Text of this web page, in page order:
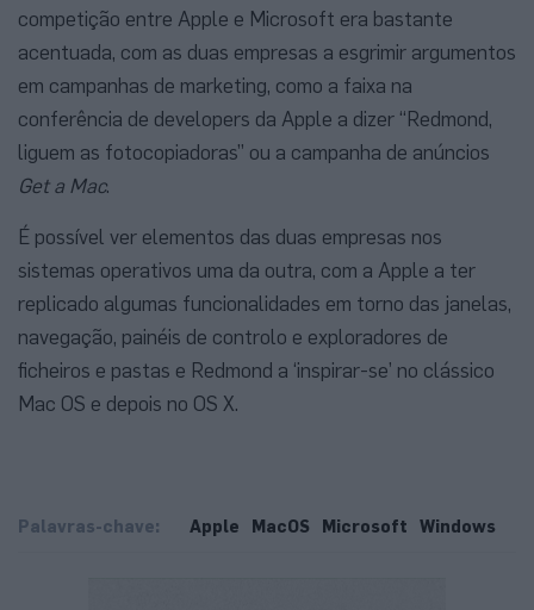
competição entre Apple e Microsoft era bastante
acentuada, com as duas empresas a esgrimir argumentos
em campanhas de marketing, como a faixa na
conferência de developers da Apple a dizer “Redmond,
liguem as fotocopiadoras” ou a campanha de anúncios
Get a Mac.
É possível ver elementos das duas empresas nos
sistemas operativos uma da outra, com a Apple a ter
replicado algumas funcionalidades em torno das janelas,
navegação, painéis de controlo e exploradores de
ficheiros e pastas e Redmond a ‘inspirar-se’ no clássico
Mac OS e depois no OS X.
Palavras-chave: Apple MacOS Microsoft Windows